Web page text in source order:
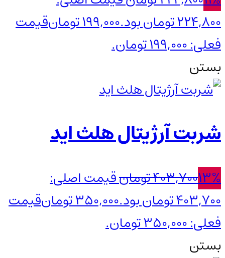
224,800 تومان بود.
199,000تومانقیمت
فعلی: 199,000 تومان.
بستن
شربت آرژیتال هلث اید
13%
403,700تومانقیمت اصلی:
403,700 تومان بود.
350,000تومانقیمت
فعلی: 350,000 تومان.
بستن